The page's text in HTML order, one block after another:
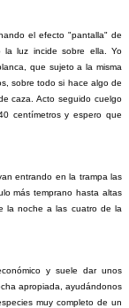
el efecto "pantalla" de
la luz incide sobre ella. Yo
que sujeto a la misma
sobre todo si hace algo de
caza. Acto seguido cuelgo
centímetros y espero que
entrando en la trampa las
más temprano hasta altas
la noche a las cuatro de la
y suele dar unos
apropiada, ayudándonos
muy completo de un